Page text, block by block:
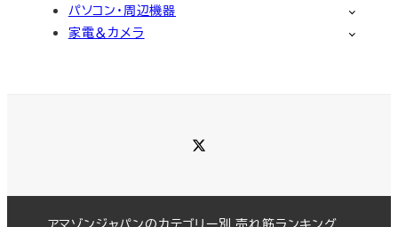
パソコン・周辺機器
家電＆カメラ
アマゾンジャパンのカテゴリー別 売れ筋ランキング